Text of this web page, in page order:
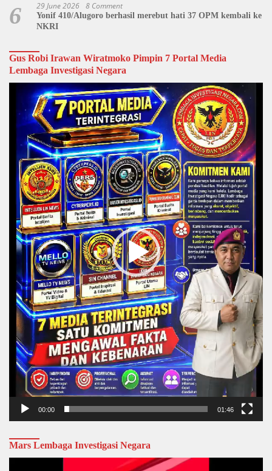
6 29 June 2026 8 Comment
Yonif 410/Alugoro berhasil merebut hati 37 OPM kembali ke
NKRI
Gus Robi Irawan Wiratmoko Pimpin 7 Portal Media
Lembaga Investigasi Negara
Video
Player
00:00 01:46
Mars Lembaga Investigasi Negara